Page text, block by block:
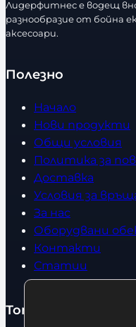
т
в
Лидерфитнес е водещ
разнообразие от бойна
аксесоари.
Полезно
Начало
Нови продукти
Общи условия
Политика за
Доставка
Условия за
За нас
Оборудвани
Контакти
Статии
Топ категории